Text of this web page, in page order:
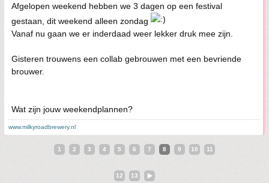
Afgelopen weekend hebben we 3 dagen op een festival
gestaan, dit weekend alleen zondag
Vanaf nu gaan we er inderdaad weer lekker druk mee zijn.
Gisteren trouwens een collab gebrouwen met een bevriende
brouwer.
Wat zijn jouw weekendplannen?
www.milkyroadbrewery.nl
1 2 3 4 5 6 7 8 9 10 11
12 13